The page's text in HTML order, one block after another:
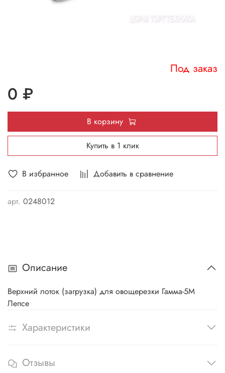
В избранное Добавить в сравнение
арт. 0248012
Под заказ
0 ₽
В корзину
Купить в 1 клик
Описание
Верхний лоток (загрузка) для овощерезки Гамма-5М
Лепсе
Характеристики
Отзывы